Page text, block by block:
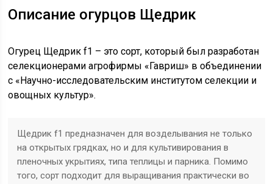
Описание огурцов Щедрик
Огурец Щедрик f1 – это сорт, который был разработан
селекционерами агрофирмы «Гавриш» в объединении
с «Научно-исследовательским институтом селекции и
овощных культур».
Щедрик f1 предназначен для возделывания не только
на открытых грядках, но и для культивирования в
пленочных укрытиях, типа теплицы и парника. Помимо
того, сорт подходит для выращивания практически во